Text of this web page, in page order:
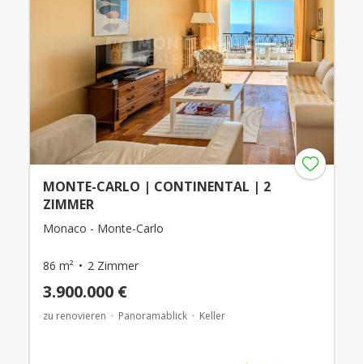
MONTE-CARLO | CONTINENTAL | 2
ZIMMER
Monaco - Monte-Carlo
86 m² 2 Zimmer
3.900.000 €
zu renovieren Panoramablick Keller